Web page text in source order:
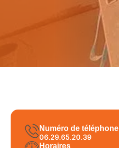
Numéro de téléphone
06.29.65.20.39
Horaires